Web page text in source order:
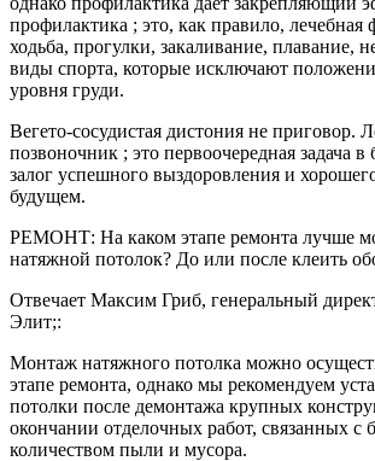
профилактика ; это, как правило, лечебная
ходьба, прогулки, закаливание, плавание,
виды спорта, которые исключают
уровня груди.
Вегето-сосудистая дистония не приговор.
позвоночник ; это первоочередная задача
залог успешного выздоровления и
будущем.
РЕМОНТ: На каком этапе ремонта лучше
натяжной потолок? До или после клеить
Отвечает Максим Гриб, генеральный
Элит;:
Монтаж натяжного потолка можно
этапе ремонта, однако мы рекомендуем
потолки после демонтажа крупных
окончании отделочных работ, связанных с
количеством пыли и мусора.